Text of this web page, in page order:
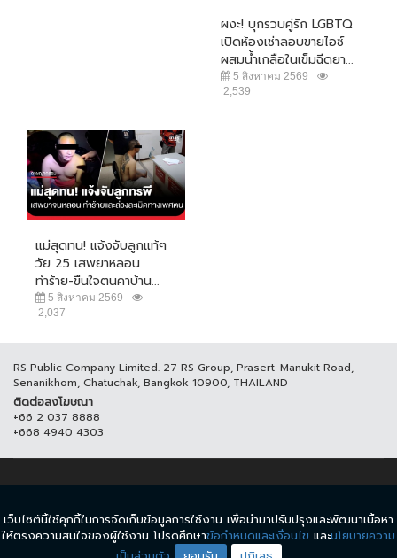
ผงะ! บุกรวบคู่รัก LGBTQ
เปิดห้องเช่าลอบขายไอซ์
ผสมน้ำเกลือในเข็มฉีดยา...
5 สิงหาคม 2569
2,539
แม่สุดทน! แจ้งจับลูกแท้ๆ
วัย 25 เสพยาหลอน
ทำร้าย-ขืนใจตนคาบ้าน...
5 สิงหาคม 2569
2,037
RS Public Company Limited. 27 RS Group, Prasert-Manukit Road,
Senanikhom, Chatuchak, Bangkok 10900, THAILAND
ติดต่อลงโฆษณา
+66 2 037 8888
+668 4940 4303
© COPYRIGHT 2017 THAICH8.COM, ALL RIGHT RESERVED.
ข้อกำหนดและเงื่อนไข นโยบายความเป็นส่วนตัว
เว็บไซต์นี้ใช้คุกกี้ในการจัดเก็บข้อมูลการใช้งาน เพื่อนำมาปรับปรุงและพัฒนาเนื้อหา
ให้ตรงความสนใจของผู้ใช้งาน โปรดศึกษาข้อกำหนดและเงื่อนไข และนโยบายความ